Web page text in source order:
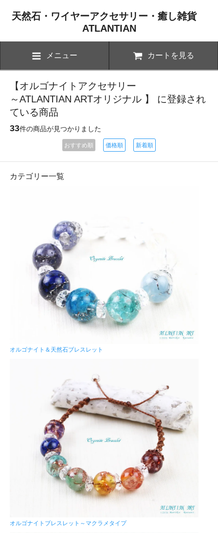
天然石・ワイヤーアクセサリー・癒し雑貨
ATLANTIAN
メニュー カートを見る
【オルゴナイトアクセサリー
～ATLANTIAN ARTオリジナル 】 に登録され
ている商品
33件の商品が見つかりました
おすすめ順 価格順 新着順
カテゴリー一覧
オルゴナイト＆天然石ブレスレット
オルゴナイトブレスレット～マクラメタイプ